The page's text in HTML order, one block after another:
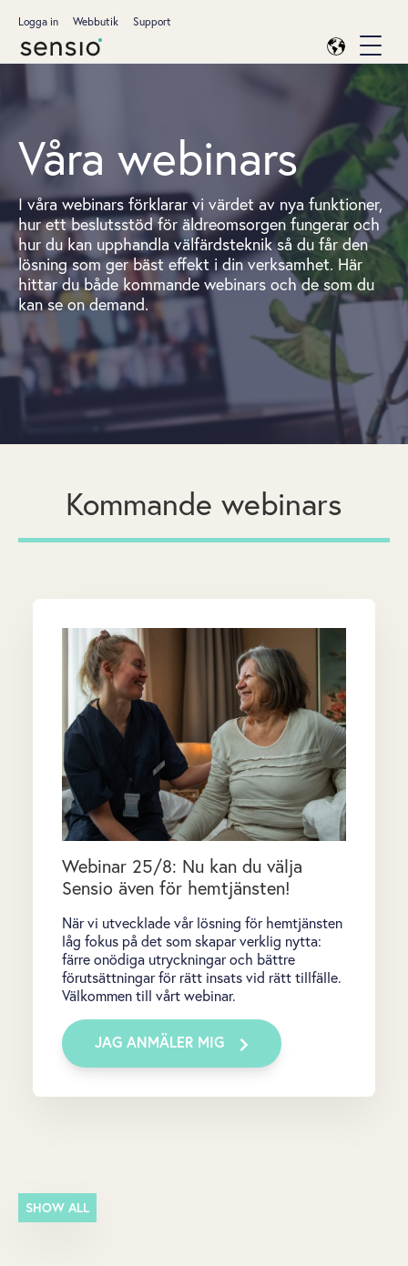
Logga in Webbutik Support
Våra webinars
I våra webinars förklarar vi värdet av nya funktioner,
hur ett beslutsstöd för äldreomsorgen fungerar och
hur du kan upphandla välfärdsteknik så du får den
lösning som ger bäst effekt i din verksamhet. Här
hittar du både kommande webinars och de som du
kan se on demand.
Kommande webinars
Webinar 25/8: Nu kan du välja
Sensio även för hemtjänsten!
När vi utvecklade vår lösning för hemtjänsten
låg fokus på det som skapar verklig nytta:
färre onödiga utryckningar och bättre
förutsättningar för rätt insats vid rätt tillfälle.
Välkommen till vårt webinar.
JAG ANMÄLER MIG
SHOW ALL